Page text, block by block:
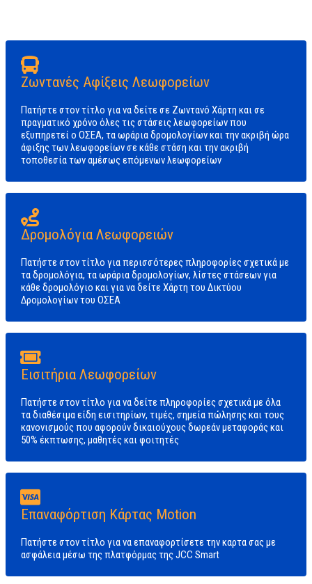
Ζωντανές Αφίξεις Λεωφορείων
Πατήστε στον τίτλο για να δείτε σε Ζωντανό Χάρτη και σε
πραγματικό χρόνο όλες τις στάσεις λεωφορείων που
εξυπηρετεί ο ΟΣΕΑ, τα ωράρια δρομολογίων και την ακριβή ώρα
άφιξης των λεωφορείων σε κάθε στάση και την ακριβή
τοποθεσία των αμέσως επόμενων λεωφορείων
Δρομολόγια Λεωφορειών
Πατήστε στον τίτλο για περισσότερες πληροφορίες σχετικά με
τα δρομολόγια, τα ωράρια δρομολογίων, λίστες στάσεων για
κάθε δρομολόγιο και για να δείτε Χάρτη του Δικτύου
Δρομολογίων του ΟΣΕΑ
Εισιτήρια Λεωφορείων
Πατήστε στον τίτλο για να δείτε πληροφορίες σχετικά με όλα
τα διαθέσιμα είδη εισιτηρίων, τιμές, σημεία πώλησης και τους
κανονισμούς που αφορούν δικαιούχους δωρεάν μεταφοράς και
50% έκπτωσης, μαθητές και φοιτητές
Επαναφόρτιση Κάρτας Motion
Πατήστε στον τίτλο για να επαναφορτίσετε την καρτα σας με
ασφάλεια μέσω της πλατφόρμας της JCC Smart